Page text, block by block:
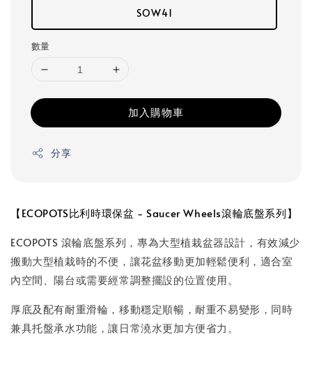
SOW41
數量
加入購物車
分享
【ECOPOTS比利時環保盆 - Saucer Wheels滾輪底盤系列】
ECOPOTS 滾輪底盤系列，專為大型植栽盆器設計，有效減少
搬動大型植栽時的不便，讓花盆移動更加輕鬆便利，適合室
內空間、陽台或需要經常調整擺設的位置使用。
厚底及配有耐重滑輪，移動穩定順暢，耐重不易變形，同時
兼具托盤承水功能，讓日常澆水更加方便省力。